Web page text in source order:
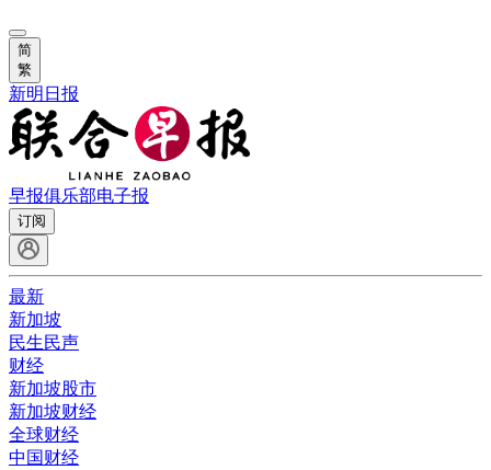
简
繁
新明日报
早报俱乐部电子报
订阅
最新
新加坡
民生民声
财经
新加坡股市
新加坡财经
全球财经
中国财经